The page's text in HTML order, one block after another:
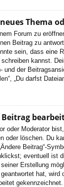
Thema
Forum zu
Beitrag zu
sein, dass eine
kannst.
und der
„Du darfst
oder Moderator
oder löschen. Du
Beitrag“-
eventuell ist
Erstellung
hat, wird